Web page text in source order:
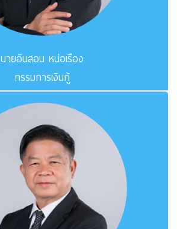
นายอินสอน หน่อเรือง
กรรมการเงินกู้